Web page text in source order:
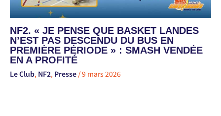
NF2. « JE PENSE QUE BASKET LANDES
N’EST PAS DESCENDU DU BUS EN
PREMIÈRE PÉRIODE » : SMASH VENDÉE
EN A PROFITÉ
Le Club, NF2, Presse /9 mars 2026